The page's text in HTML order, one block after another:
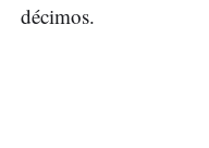
décimos.